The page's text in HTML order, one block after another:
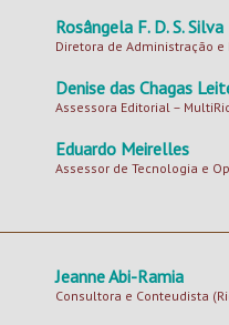
Rosângela F. D. S. Silva
Diretora de Administração e
Denise das Chagas
Assessora Editorial –
Eduardo Meirelles
Assessor de Tecnologia e
Jeanne Abi-Ramia
Consultora e Conteudista